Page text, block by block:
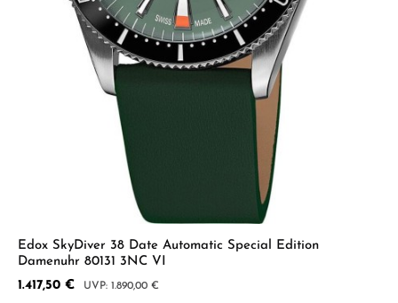
Edox SkyDiver 38 Date Automatic Special Edition
Damenuhr 80131 3NC VI
Verkaufspreis:
1.417,50 € Regulärer Preis:
1.890,00 €